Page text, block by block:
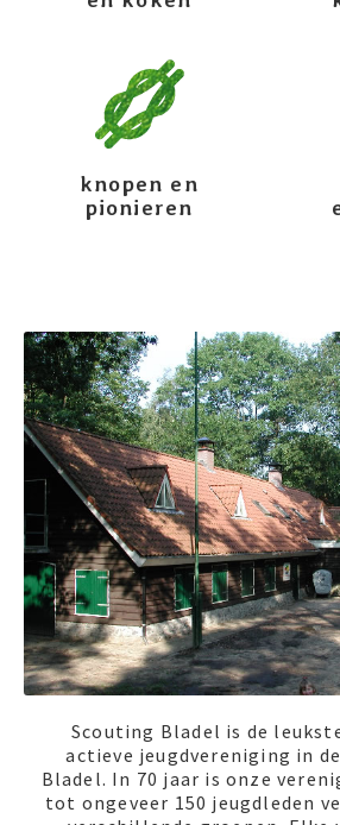
knopen en
pionieren
Scouting Bladel is de
actieve jeugdvereniging in
Bladel. In 70 jaar is onze
tot ongeveer 150 jeugdleden